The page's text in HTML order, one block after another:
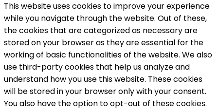
This website uses cookies to improve your experience
while you navigate through the website. Out of these,
the cookies that are categorized as necessary are
stored on your browser as they are essential for the
working of basic functionalities of the website. We also
use third-party cookies that help us analyze and
understand how you use this website. These cookies
will be stored in your browser only with your consent.
You also have the option to opt-out of these cookies.